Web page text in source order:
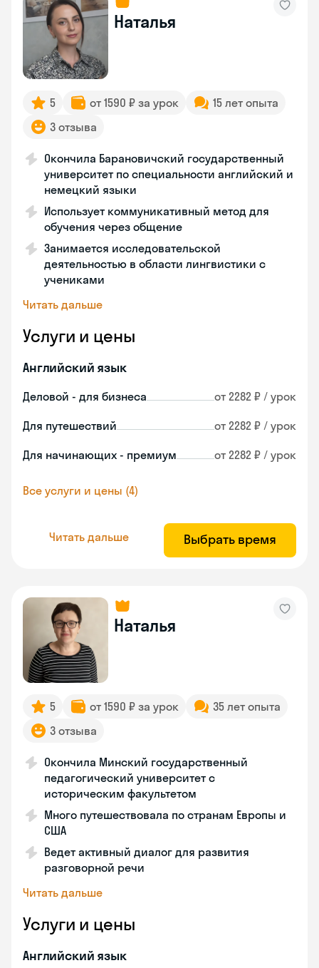
Наталья
5 от 1590 ₽ за урок
15 лет опыта
3 отзыва
Окончила Барановичский государственный
университет по специальности английский и
немецкий языки
Использует коммуникативный метод для
обучения через общение
Занимается исследовательской
деятельностью в области лингвистики с
учениками
Читать дальше
Услуги и цены
Английский язык
Деловой - для бизнеса от 2282 ₽ / урок
Для путешествий от 2282 ₽ / урок
Для начинающих - премиум от 2282 ₽ / урок
Все услуги и цены (4)
Читать дальше Выбрать время
Наталья
5 от 1590 ₽ за урок
35 лет опыта
3 отзыва
Окончила Минский государственный
педагогический университет с
историческим факультетом
Много путешествовала по странам Европы и
США
Ведет активный диалог для развития
разговорной речи
Читать дальше
Услуги и цены
Английский язык